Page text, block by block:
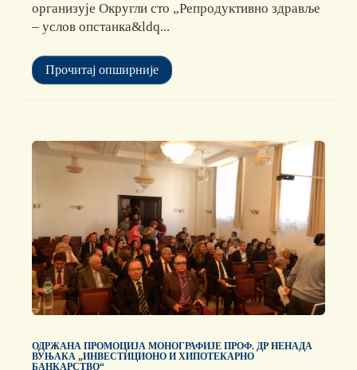
организује Округли сто „Репродуктивно здравље
– услов опстанка&ldq...
Прочитај опширније
ОДРЖАНА ПРОМОЦИЈА МОНОГРАФИЈЕ ПРОФ. ДР НЕНАДА
ВУЊАКА „ИНВЕСТИЦИОНО И ХИПОТЕКАРНО
БАНКАРСТВО“